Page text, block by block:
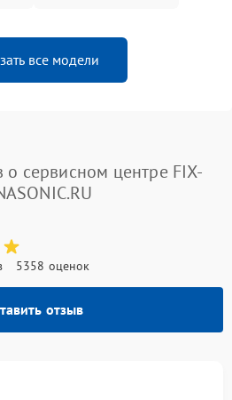
все модели
сервисном центре FIX-
5358 оценок
отзыв